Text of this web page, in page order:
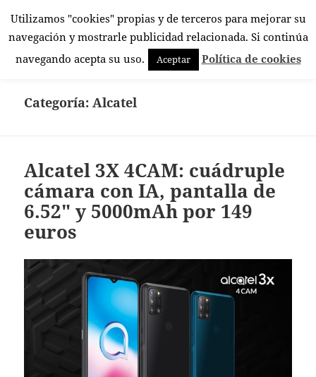
El Rincón Androide
MENÚ
Y
Categoría:Alcatel
Alcatel 3X 4CAM: cuádruple
cámara con IA, pantalla de
6.52″ y 5000mAh por 149
euros
Utilizamos "cookies" propias y de terceros para mejorar su
navegación y mostrarle publicidad relacionada. Si continúa
navegando acepta su uso.
Aceptar Política de cookies